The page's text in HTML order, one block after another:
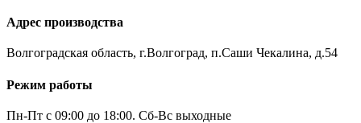
Адрес производства
Волгоградская область, г.Волгоград, п.Саши Чекалина, д.54
Режим работы
Пн-Пт с 09:00 до 18:00. Сб-Вс выходные